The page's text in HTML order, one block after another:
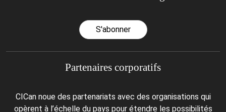
S'abonner
Partenaires corporatifs
CICan noue des partenariats avec des organisations qui
opèrent à l’échelle du pays pour étendre les possibilités